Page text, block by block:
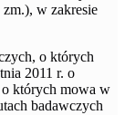
w zakresie
o których
2011 r. o
o których mowa w
badawczych